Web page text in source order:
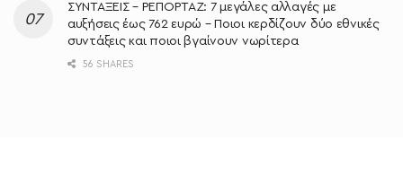
ΣΥΝΤΑΞΕΙΣ – ΡΕΠΟΡΤΑΖ: 7 μεγάλες αλλαγές με
αυξήσεις έως 762 ευρώ – Ποιοι κερδίζουν δύο εθνικές
συντάξεις και ποιοι βγαίνουν νωρίτερα
56 SHARES